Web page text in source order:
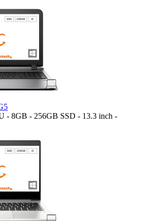
- 8GB - 256GB SSD - 13.3 inch -